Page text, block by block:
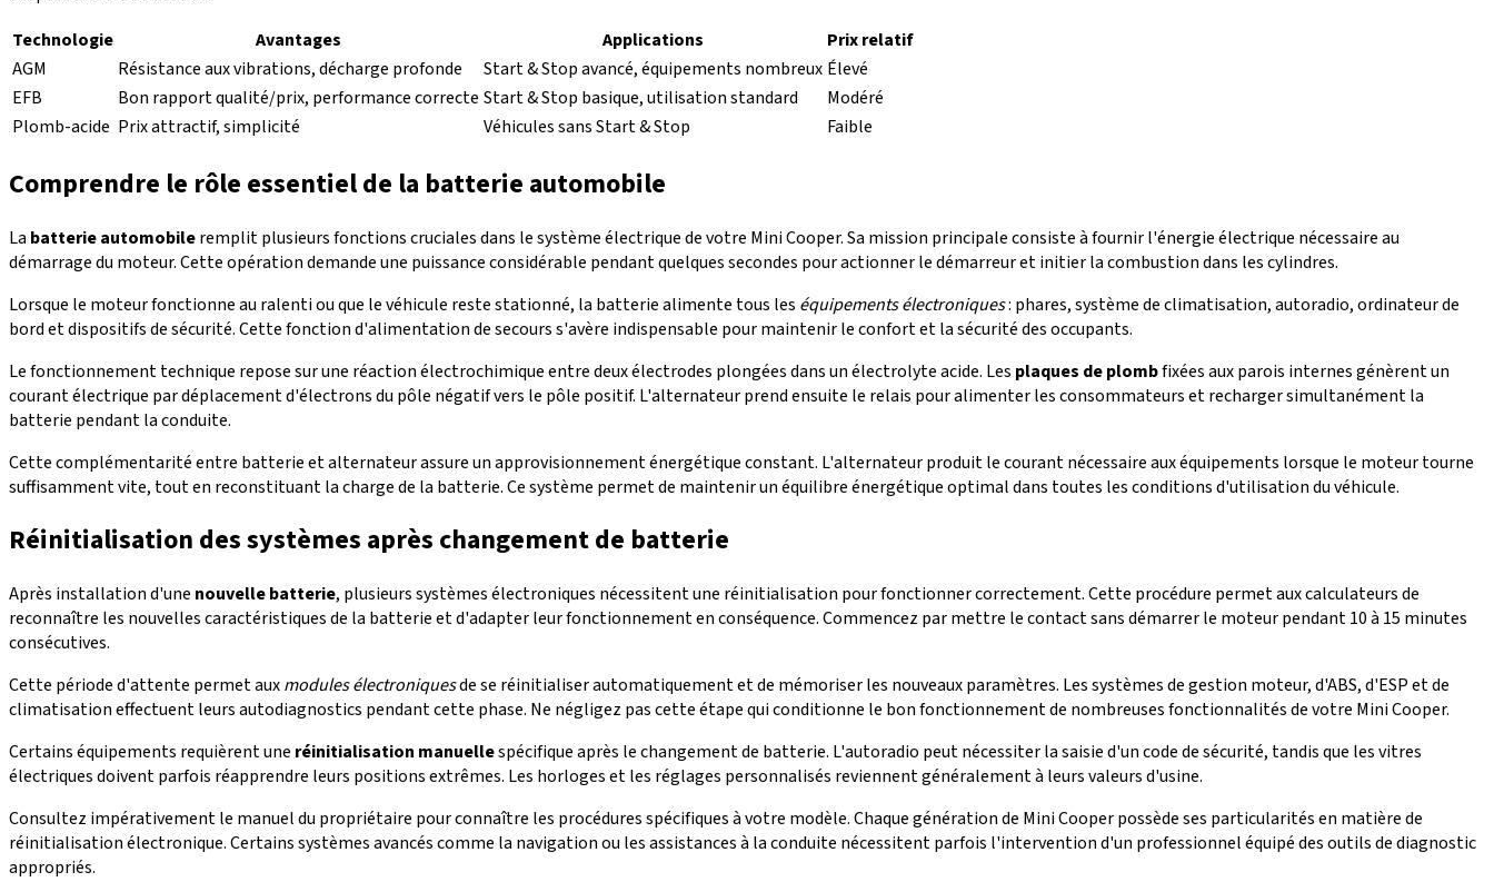
Technologie
Avantages Applications
Prix relatif
AGM
Résistance aux vibrations, décharge profonde Start & Stop avancé, équipements nombreux Élevé
EFB
Bon rapport qualité/prix, performance correcte Start & Stop basique, utilisation standard
Modéré
Plomb-acide Prix attractif, simplicité Véhicules sans Start & Stop Faible
Comprendre le rôle essentiel de la batterie automobile
La batterie automobileremplit plusieurs fonctions cruciales dans le système électrique de votre Mini Cooper. Sa mission principale consiste à fournir l'énergie électrique nécessaire au
démarrage du moteur. Cette opération demande une puissance considérable pendant quelques secondes pour actionner le démarreur et initier la combustion dans les cylindres.
Lorsque le moteur fonctionne au ralenti ou que le véhicule reste stationné, la batterie alimente tous les équipements électroniques: phares, système de climatisation, autoradio, ordinateur de
bord et dispositifs de sécurité. Cette fonction d'alimentation de secours s'avère indispensable pour maintenir le confort et la sécurité des occupants.
Le fonctionnement technique repose sur une réaction électrochimique entre deux électrodes plongées dans un électrolyte acide. Les plaques de plombfixées aux parois internes génèrent un
courant électrique par déplacement d'électrons du pôle négatif vers le pôle positif. L'alternateur prend ensuite le relais pour alimenter les consommateurs et recharger simultanément la
batterie pendant la conduite.
Cette complémentarité entre batterie et alternateur assure un approvisionnement énergétique constant. L'alternateur produit le courant nécessaire aux équipements lorsque le moteur tourne
suffisamment vite, tout en reconstituant la charge de la batterie. Ce système permet de maintenir un équilibre énergétique optimal dans toutes les conditions d'utilisation du véhicule.
Réinitialisation des systèmes après changement de batterie
Après installation d'une nouvelle batterie, plusieurs systèmes électroniques nécessitent une réinitialisation pour fonctionner correctement. Cette procédure permet aux calculateurs de
reconnaître les nouvelles caractéristiques de la batterie et d'adapter leur fonctionnement en conséquence. Commencez par mettre le contact sans démarrer le moteur pendant 10 à 15 minutes
consécutives.
Cette période d'attente permet auxmodules électroniquesde se réinitialiser automatiquement et de mémoriser les nouveaux paramètres. Les systèmes de gestion moteur, d'ABS, d'ESP et de
climatisation effectuent leurs autodiagnostics pendant cette phase. Ne négligez pas cette étape qui conditionne le bon fonctionnement de nombreuses fonctionnalités de votre Mini Cooper.
Certains équipements requièrent une réinitialisation manuellespécifique après le changement de batterie. L'autoradio peut nécessiter la saisie d'un code de sécurité, tandis que les vitres
électriques doivent parfois réapprendre leurs positions extrêmes. Les horloges et les réglages personnalisés reviennent généralement à leurs valeurs d'usine.
Consultez impérativement le manuel du propriétaire pour connaître les procédures spécifiques à votre modèle. Chaque génération de Mini Cooper possède ses particularités en matière de
réinitialisation électronique. Certains systèmes avancés comme la navigation ou les assistances à la conduite nécessitent parfois l'intervention d'un professionnel équipé des outils de diagnostic
appropriés.